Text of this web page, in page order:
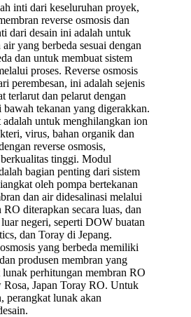
inti dari keseluruhan proyek,
reverse osmosis dan
dari desain ini adalah untuk
yang berbeda sesuai dengan
dan untuk membuat sistem
proses. Reverse osmosis
perembesan, ini adalah sejenis
terlarut dan pelarut dengan
tekanan yang digerakkan.
untuk menghilangkan ion
virus, bahan organik dan
reverse osmosis,
tinggi. Modul
bagian penting dari sistem
oleh pompa bertekanan
dan air didesalinasi melalui
diterapkan secara luas, dan
negeri, seperti DOW buatan
dan Toray di Jepang.
yang berbeda memiliki
produsen membran yang
perhitungan membran RO
Japan Toray RO. Untuk
perangkat lunak akan